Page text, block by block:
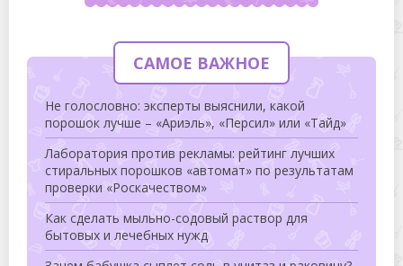
САМОЕ ВАЖНОЕ
Не голословно: эксперты выяснили, какой
порошок лучше – «Ариэль», «Персил» или «Тайд»
Лаборатория против рекламы: рейтинг лучших
стиральных порошков «автомат» по результатам
проверки «Роскачеством»
Как сделать мыльно-содовый раствор для
бытовых и лечебных нужд